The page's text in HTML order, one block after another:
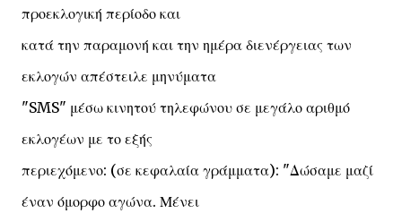
προεκλογική περίοδο και
κατά την παραμονή και την ημέρα διενέργειας των
εκλογών απέστειλε μηνύματα
"SMS" μέσω κινητού τηλεφώνου σε μεγάλο αριθμό
εκλογέων με το εξής
περιεχόμενο: (σε κεφαλαία γράμματα): "Δώσαμε μαζί
έναν όμορφο αγώνα. Μένει